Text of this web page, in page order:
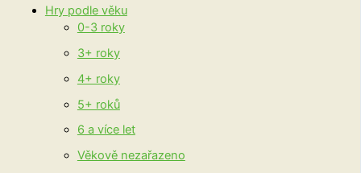
Hry podle věku
0-3 roky
3+ roky
4+ roky
5+ roků
6 a více let
Věkově nezařazeno